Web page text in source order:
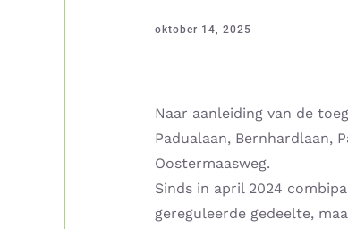
oktober 14, 2025
Naar aanleiding van de
Padualaan, Bernhardlaan,
Oostermaasweg.
Sinds in april 2024
gereguleerde gedeelte,